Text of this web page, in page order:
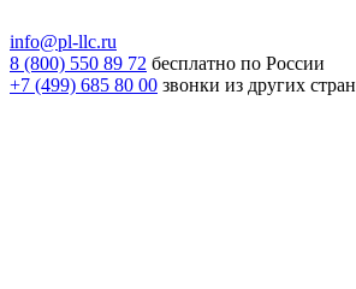
info@pl-llc.ru
8 (800) 550 89 72 бесплатно по России
+7 (499) 685 80 00 звонки из других стран